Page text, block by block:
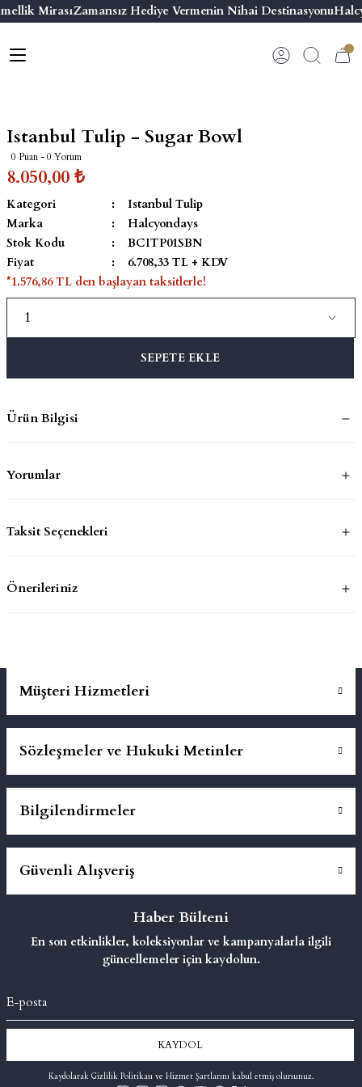
MirasıZamansız Hediye Vermenin Nihai Destinasyonu
Geri Dön
Geri Dön
ve Aksesuarlar
Mum
Geri Dön
Geri Dön
Seriler
Elephant
Istanbul Tulip - Sugar Bowl
0 Puan - 0 Yorum
8.050,00 ₺
Kategori
Istanbul Tulip
Marka
Halcyondays
Stok Kodu
BCITP01SBN
Fiyat
6.708,33 TL + KDV
*1.576,86 TL den başlayan taksitlerle!
SEPETE EKLE
Ürün Bilgisi
Yorumlar
Taksit Seçenekleri
Önerileriniz
Müşteri Hizmetleri
Sözleşmeler ve Hukuki Metinler
Bilgilendirmeler
Güvenli Alışveriş
Haber Bülteni
En son etkinlikler, koleksiyonlar ve kampanyalarla ilgili
güncellemeler için kaydolun.
KAYDOL
Kaydolarak Gizlilik Politikası ve Hizmet Şartlarını kabul etmiş olursunuz.